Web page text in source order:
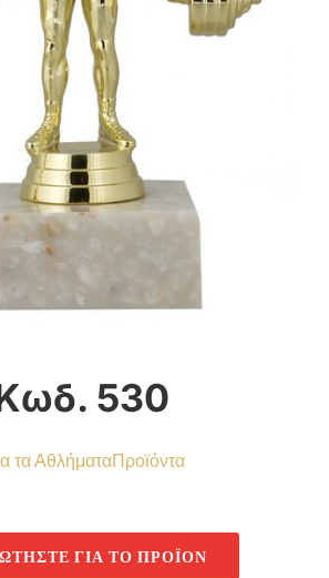
530
τα ΑθλήματαΠροϊόντα
ΓΙΑ ΤΟ ΠΡΟΪΌΝ